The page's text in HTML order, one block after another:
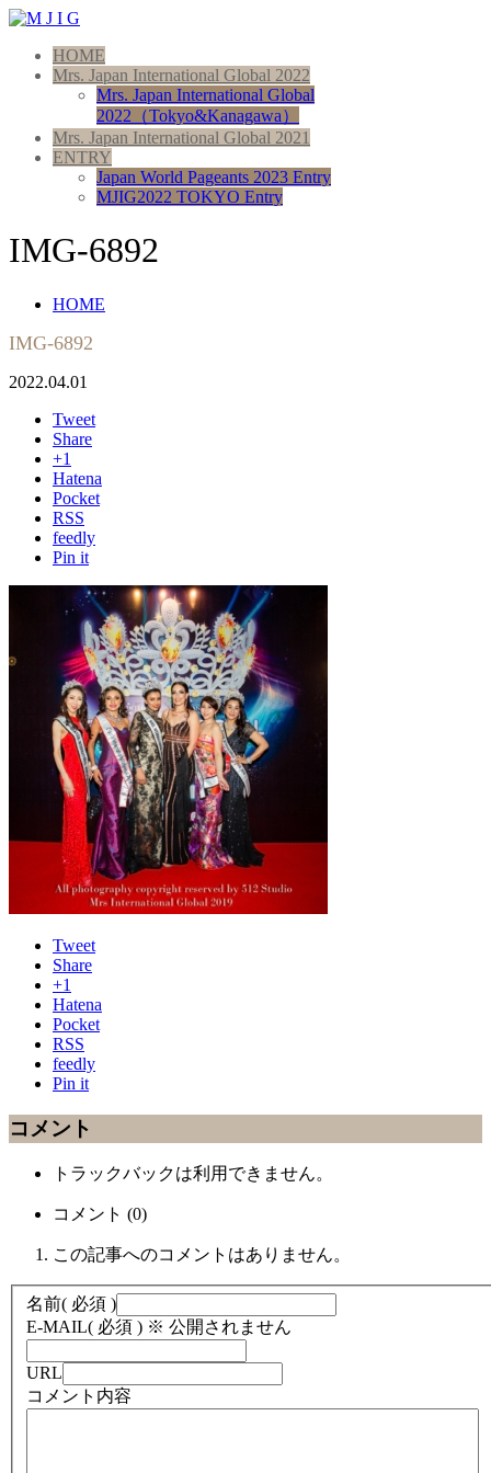
HOME
Mrs. Japan International Global 2022
Mrs. Japan International Global
2022（Tokyo&Kanagawa）
Mrs. Japan International Global 2021
ENTRY
Japan World Pageants 2023 Entry
MJIG2022 TOKYO Entry
IMG-6892
HOME
IMG-6892
2022.04.01
Tweet
Share
+1
Hatena
Pocket
RSS
feedly
Pin it
Tweet
Share
+1
Hatena
Pocket
RSS
feedly
Pin it
コメント
トラックバックは利用できません。
コメント (0)
この記事へのコメントはありません。
名前( 必須 )
E-MAIL( 必須 ) ※ 公開されません
URL
コメント内容